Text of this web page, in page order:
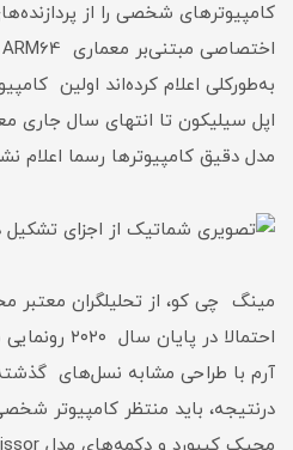
کامپیوترهای شخصی را از
به‌طورکلی اعلام کرده‌اند اولین
اپل سیلیکون تا انتهای سال جاری
مدل دقیق کامپیوترها رسما اعلام
مینگ چی کو، از تحلیلگران معتبر
آرم با طراحی مشابه نسل‌های